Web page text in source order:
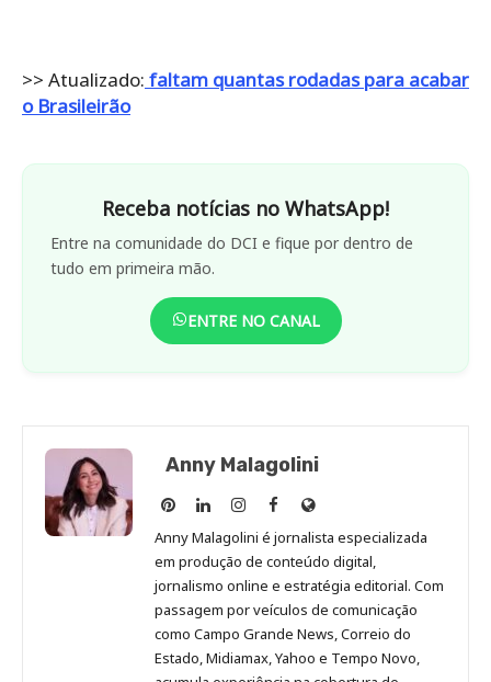
>> Atualizado: faltam quantas rodadas para acabar
o Brasileirão
Receba notícias no WhatsApp!
Entre na comunidade do DCI e fique por dentro de
tudo em primeira mão.
ENTRE NO CANAL
Anny Malagolini
Anny
Malagolini
no
Pinterest
Anny
Malagolini
no
LinkedIn
Anny
Malagolini
no
Instagram
Anny
Malagolini
no
Facebook
Site
de
Anny
Malagolini
Anny Malagolini é jornalista especializada
em produção de conteúdo digital,
jornalismo online e estratégia editorial. Com
passagem por veículos de comunicação
como Campo Grande News, Correio do
Estado, Midiamax, Yahoo e Tempo Novo,